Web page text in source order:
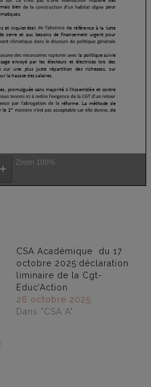
Zoom 100%
CSA Académique du 17
octobre 2025:déclaration
liminaire de la Cgt-
Educ’Action
26 octobre 2025
Dans "CSA A"